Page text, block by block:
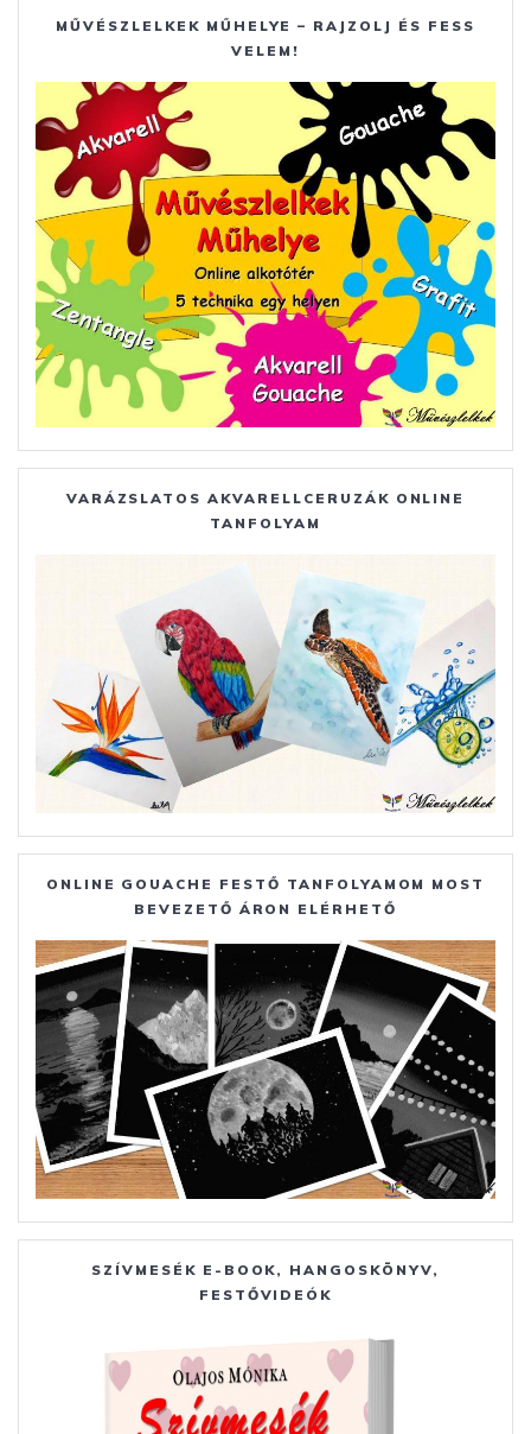
MŰVÉSZLELKEK MŰHELYE – RAJZOLJ ÉS FESS
VELEM!
VARÁZSLATOS AKVARELLCERUZÁK ONLINE
TANFOLYAM
ONLINE GOUACHE FESTŐ TANFOLYAMOM MOST
BEVEZETŐ ÁRON ELÉRHETŐ
SZÍVMESÉK E-BOOK, HANGOSKÖNYV,
FESTŐVIDEÓK